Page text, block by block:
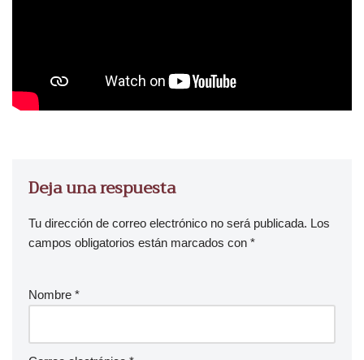
Deja una respuesta
Tu dirección de correo electrónico no será publicada. Los
campos obligatorios están marcados con *
Nombre *